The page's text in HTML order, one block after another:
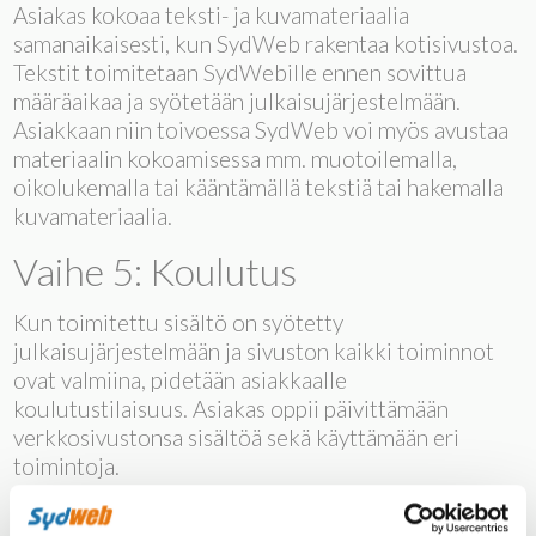
Asiakas kokoaa teksti- ja kuvamateriaalia
samanaikaisesti, kun SydWeb rakentaa kotisivustoa.
Tekstit toimitetaan SydWebille ennen sovittua
määräaikaa ja syötetään julkaisujärjestelmään.
Asiakkaan niin toivoessa SydWeb voi myös avustaa
materiaalin kokoamisessa mm. muotoilemalla,
oikolukemalla tai kääntämällä tekstiä tai hakemalla
kuvamateriaalia.
Vaihe 5: Koulutus
Kun toimitettu sisältö on syötetty
julkaisujärjestelmään ja sivuston kaikki toiminnot
ovat valmiina, pidetään asiakkaalle
koulutustilaisuus. Asiakas oppii päivittämään
verkkosivustonsa sisältöä sekä käyttämään eri
toimintoja.
Vaihe 6: Testaus ja korjaukset